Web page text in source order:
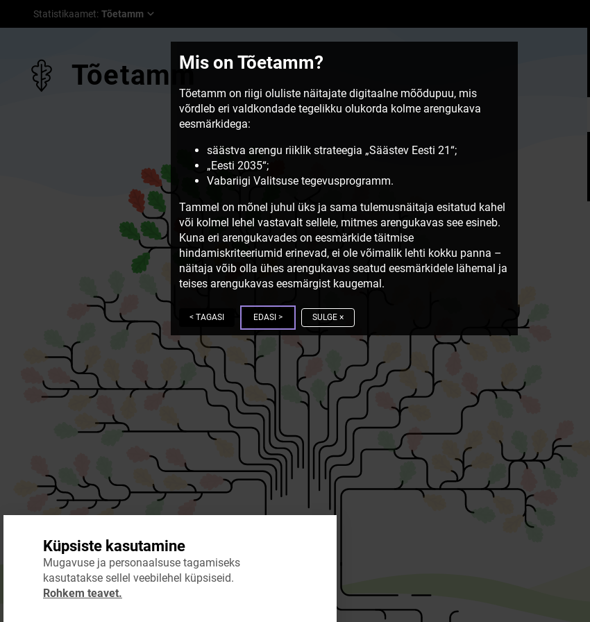
Statistikaamet: Tõetamm
Tõetamm
Küpsiste kasutamine
Mugavuse ja personaalsuse tagamiseks
kasutatakse sellel veebilehel küpsiseid.
Rohkem teavet.
Mis on Tõetamm?
Tõetamm on riigi oluliste näitajate digitaalne mõõdupuu, mis
võrdleb eri valdkondade tegelikku olukorda kolme arengukava
eesmärkidega:
säästva arengu riiklik strateegia „Säästev Eesti 21“;
„Eesti 2035“;
Vabariigi Valitsuse tegevusprogramm.
Tammel on mõnel juhul üks ja sama tulemusnäitaja esitatud kahel
või kolmel lehel vastavalt sellele, mitmes arengukavas see esineb.
Kuna eri arengukavades on eesmärkide täitmise
hindamiskriteeriumid erinevad, ei ole võimalik lehti kokku panna –
näitaja võib olla ühes arengukavas seatud eesmärkidele lähemal ja
teises arengukavas eesmärgist kaugemal.
< TAGASI EDASI > SULGE ×